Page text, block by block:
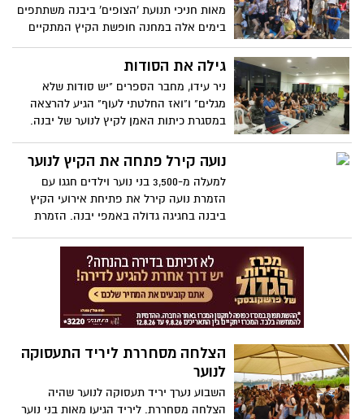
מאות חניכי תנועת 'הצופים' ביבנה משתתפים
בימים אלה במחנה חופשת הקיץ המתקיים
ביער לימונים הסמוך לעיר צפת | "ילדים
המעורבים בפעילות בתנועת נוער גדלים להיות
קהילתם", אמר ראש העיר, צבי גוב-ארי
גילה את הסודות
ניר עידו, מחבר הספרים "יש סודות שלא
מגלים" ו"ואז החלטתי לעוף" הגיע להרצאה
במסגרת כיתות האמן לקיץ לנוער של יבנה.
נועה קירל פתחה את הקיץ לנוער
למעלה מ-3,500 בני נוער וילדים חגגו עם
הזמרת נועה קירל את פתיחת אירועי הקיץ
ביבנה בחגיגה גדולה באמפי יבנה. הזמרת
הלהיטים המקפיצים.
הצלחה מסחררת ליריד התעסוקה
לנוער
השבוע נערך יריד תעסוקה לנוער שהיה
הצלחה מסחררת. ליריד הגיעו מאות בני נוער